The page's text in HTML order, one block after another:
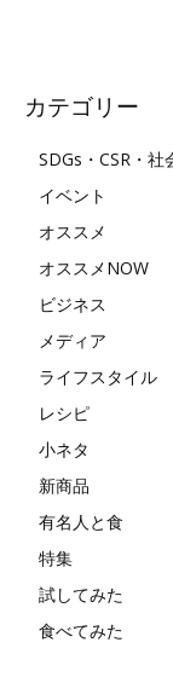
カテゴリー
SDGs・CSR・社
イベント
オススメ
オススメNOW
ビジネス
メディア
ライフスタイル
レシピ
小ネタ
新商品
有名人と食
特集
試してみた
食べてみた